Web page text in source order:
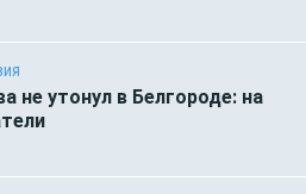
не утонул в Белгороде: на